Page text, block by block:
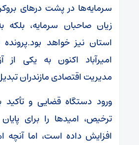
سرمایه‌ها در پشت درهای
زیان صاحبان سرمایه، بلکه
استان نیز خواهد بود.پرونده
امیرآباد اکنون به یکی از
مدیریت اقتصادی مازندران
ورود دستگاه قضایی و تأکید
ترخیص، امیدها را برای
افزایش داده است، اما